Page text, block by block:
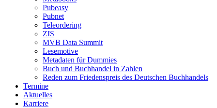
Pubeasy
Pubnet
Teleordering
ZIS
MVB Data Summit
Lesemotive
Metadaten für Dummies
Buch und Buchhandel in Zahlen
Reden zum Friedenspreis des Deutschen Buchhandels
Termine
Aktuelles
Karriere